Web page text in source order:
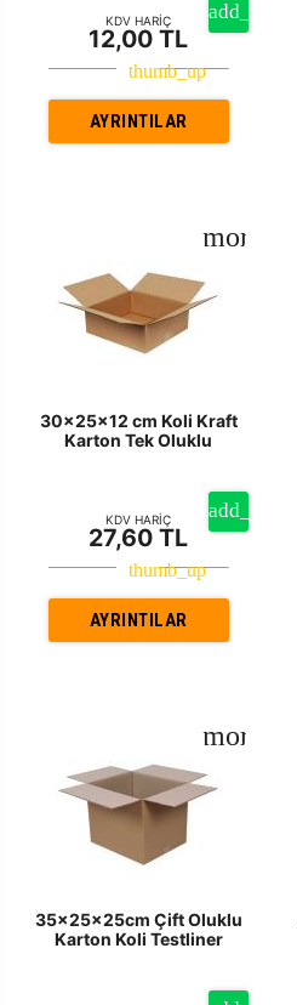
KDV HARİÇ
12,00 TL
AYRINTILAR
30x25x12 cm Koli Kraft
Karton Tek Oluklu
KDV HARİÇ
27,60 TL
AYRINTILAR
35x25x25cm Çift Oluklu
Karton Koli Testliner